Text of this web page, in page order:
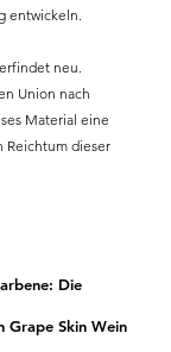
entwickeln.
neu.
Union nach
Material eine
Reichtum dieser
Die
Grape Skin Wein